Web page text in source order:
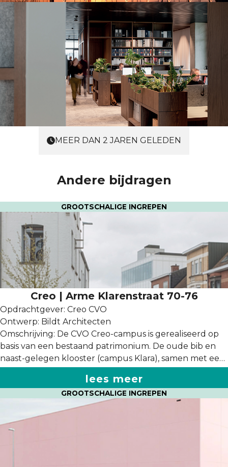
MEER DAN 2 JAREN GELEDEN
Andere bijdragen
GROOTSCHALIGE INGREPEN
Creo | Arme Klarenstraat 70-76
Opdrachtgever: Creo CVO
Ontwerp: Bildt Architecten
Omschrijving: De CVO Creo-campus is gerealiseerd op
basis van een bestaand patrimonium. De oude bib en
naast-gelegen klooster (campus Klara), samen met een
herbestemd en in laatste fase werd tussen beide
gebouwen een nieuw, compact onderwijsgebouw
ingepast (campus Kubiek). Deze gebouwen zijn,
hoewel gescheiden door een straat, verbonden met
elkaar door hun positie, vormgeving en kleur.
lees meer
GROOTSCHALIGE INGREPEN